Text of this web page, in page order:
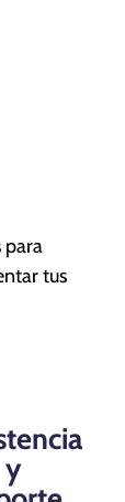
para
tus
y